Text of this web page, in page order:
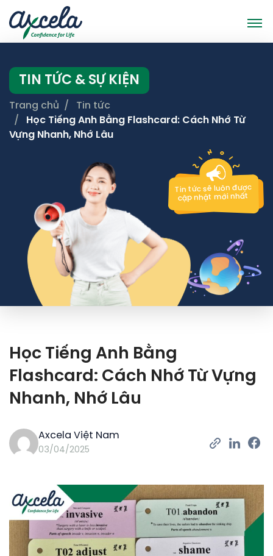
TIN TỨC & SỰ KIỆN
Trang chủ
Tin tức
Học Tiếng Anh Bằng Flashcard: Cách Nhớ Từ
Vựng Nhanh, Nhớ Lâu
Tin tức sẽ luôn được
cập nhật mới nhất
Học Tiếng Anh Bằng
Flashcard: Cách Nhớ Từ Vựng
Nhanh, Nhớ Lâu
Axcela Việt Nam
03/04/2025